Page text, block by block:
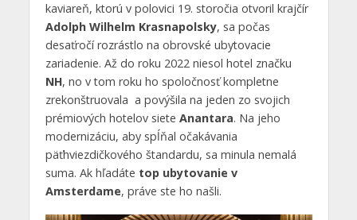
kaviareň, ktorú v polovici 19. storočia otvoril krajčír
Adolph Wilhelm Krasnapolsky, sa počas
desaťročí rozrástlo na obrovské ubytovacie
zariadenie. Až do roku 2022 niesol hotel značku
NH, no v tom roku ho spoločnosť kompletne
zrekonštruovala a povýšila na jeden zo svojich
prémiových hotelov siete Anantara. Na jeho
modernizáciu, aby spĺňal očakávania
päťhviezdičkového štandardu, sa minula nemalá
suma. Ak hľadáte top ubytovanie v
Amsterdame, práve ste ho našli.